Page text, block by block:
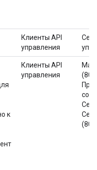
Клиенты API
управления
к
Клиенты API
управления